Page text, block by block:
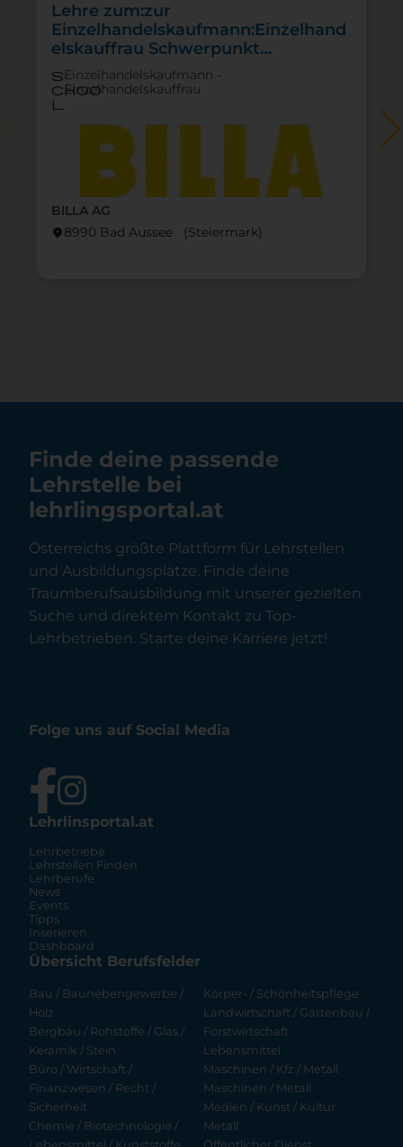
BILLA AG
location_on8990 Bad Aussee (Steier­mark)
Lehre zum:zur
Einzelhandelskaufmann:Einzelhand
elskauffrau Schwerpunkt
Lebensmittel
s
choo
l
Einzelhandelskaufmann -
Einzelhandelskauffrau
Finde deine passende
Lehrstelle bei
lehrlingsportal.at
Österreichs größte Plattform für Lehrstellen
und Ausbildungsplätze. Finde deine
Traumberufsausbildung mit unserer gezielten
Suche und direktem Kontakt zu Top-
Lehrbetrieben. Starte deine Karriere jetzt!
Folge uns auf Social Media
Lehrlinsportal.at
Lehrbetriebe
Lehrstellen Finden
Lehrberufe
News
Events
Tipps
Inserieren
Dashboard
Übersicht Berufsfelder
Bau / Baunebengewerbe /
Holz
Bergbau / Rohstoffe / Glas /
Keramik / Stein
Büro / Wirtschaft /
Finanzwesen / Recht /
Sicherheit
Chemie / Biotechnologie /
Körper- / Schönheitspflege
Landwirtschaft / Gartenbau /
Forstwirtschaft
Lebensmittel
Maschinen / Kfz / Metall
Maschinen / Metall
Medien / Kunst / Kultur
Metall